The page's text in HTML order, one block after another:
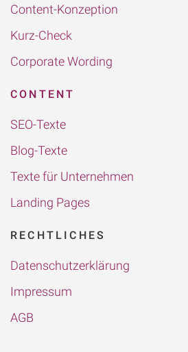
Content-Konzeption
Kurz-Check
Corporate Wording
CONTENT
SEO-Texte
Blog-Texte
Texte für Unternehmen
Landing Pages
RECHTLICHES
Datenschutzerklärung
Impressum
AGB